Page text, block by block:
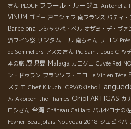
さん PLOUF フラール・ルージュ Antonella
VINUM ゴビー 戸田シェフ 南フランス パティ
Barcelona レシャッペ・ベル オザミ・デ・ヴ
派ワイン祭 サンタムール 南ちゃん リヨン
de Sommeliers アスカさん Pic Saint Loup CPV
本の旅 鹿児島 Malaga カニグ山 Cuvée Red
ン・ドゥラン フランソワ・エコ Le Vin en Tête
スチエ Chef Kikuchi CPVのKisho
ん Akoibon the Thames Oriol ARTIGAS カ
ロシさん 台湾 Château Gaillard バルセロナの
Février Beaujolais Nouveau 2018 シュビドバ